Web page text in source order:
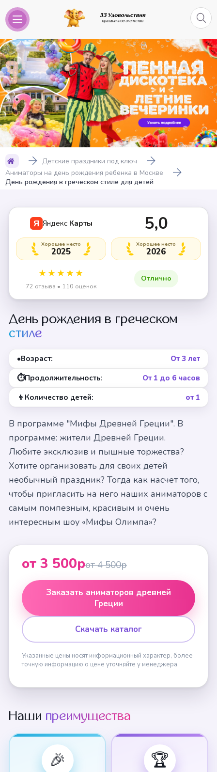
Детские праздники под ключ
Аниматоры на день рождения ребенка в Москве
День рождения в греческом стиле для детей
Я Яндекс Карты 5,0
★★★★★
72 отзыва • 110 оценок
Хорошее место
2025
Хорошее место
2026
Отлично
День рождения в греческом
стиле
•Возраст: От 3 лет
⏱Продолжительность: От 1 до 6 часов
👦 Количество детей: от 1
В программе "Мифы Древней Греции". В
программе: жители Древней Греции.
Любите эксклюзив и пышные торжества?
Хотите организовать для своих детей
необычный праздник? Тогда как насчет того,
чтобы пригласить на него наших аниматоров с
самым помпезным, красивым и очень
интересным шоу «Мифы Олимпа»?
от 3 500рот 4 500р
Заказать аниматоров древней
Греции
Скачать каталог
Указанные цены носят информационный характер, более
точную информацию о цене уточняйте у менеджера.
Наши преимущества
🎉 🏆